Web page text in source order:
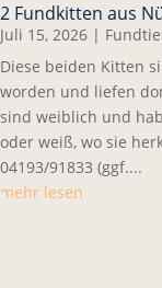
2 Fundkitten aus
Juli 15, 2026 |
Diese beiden Kitten
worden und liefen
sind weiblich und
oder weiß, wo sie
04193/91833 (ggf....
mehr lesen